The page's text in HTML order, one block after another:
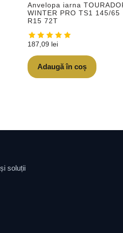
Anvelopa iarna
WINTER PRO TS1 145/65
R15 72T
187,09 lei
Adaugă în coș
soluții